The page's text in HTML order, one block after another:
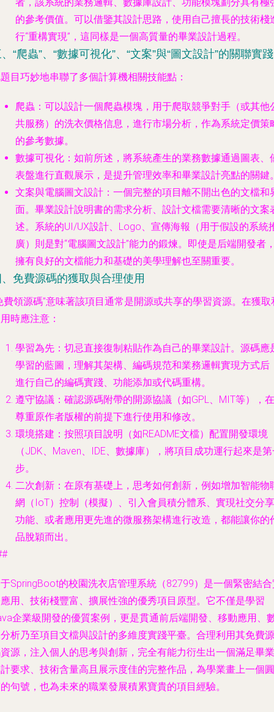
的參考價值。可以借鑒其設計思路，使用自己擅長的技術棧
行“重構實現”，這同樣是一個高質量的畢業設計過程。
“爬蟲”、“數據可視化”、“文案”與“圖文設計”的關聯實踐
目巧妙地串聯了多個計算機相關技能點：
爬蟲 ：可以設計一個爬蟲模塊，用于爬取競爭對手（或其他
共服務）的洗衣價格信息，進行市場分析，作為系統定價策
的參考數據。
數據可視化 ：如前所述，將系統產生的業務數據通過圖表、
表盤進行直觀展示，是提升管理效率和畢業設計亮點的關鍵
文案與電腦圖文設計 ：一個完整的項目離不開出色的文檔和
面。畢業設計說明書的需求分析、設計文檔需要清晰的文案
述。系統的UI/UX設計、Logo、宣傳海報（用于假設的系統
廣）則是對“電腦圖文設計”能力的鍛煉。即使是后端開發者
擁有良好的文檔能力和基礎的美學理解也至關重要。
免費源碼的獲取與合理使用
費領源碼”意味著該項目通常是開源或共享的學習資源。在獲取
時應注意：
學習為先 ：切忌直接復制粘貼作為自己的畢業設計。源碼應
學習的藍圖，理解其架構、編碼規范和業務邏輯實現方式后
進行自己的編碼實踐、功能添加或代碼重構。
遵守協議 ：確認源碼附帶的開源協議（如GPL、MIT等），在
尊重原作者版權的前提下進行使用和修改。
環境搭建 ：按照項目說明（如README文檔）配置開發環境
（JDK、Maven、IDE、數據庫），將項目成功運行起來是
步。
二次創新 ：在原有基礎上，思考如何創新，例如增加智能物
網（IoT）控制（模擬）、引入會員積分體系、實現社交分享
功能、或者應用更先進的微服務架構進行改造，都能讓你的
品脫穎而出。
SpringBoot的校園洗衣店管理系統（82799）是一個緊密結
用、技術棧豐富、擴展性強的優秀項目原型。它不僅是學習
企業級開發的優質案例，更是貫通前后端開發、移動應用、
析乃至項目文檔與設計的多維度實踐平臺。合理利用其免費源
源，注入個人的思考與創新，完全有能力衍生出一個滿足畢業
要求、技術含量高且展示度佳的完整作品，為學業畫上一個圓
句號，也為未來的職業發展積累寶貴的項目經驗。